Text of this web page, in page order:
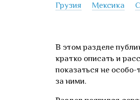
Грузия Мексика
В этом разделе
кратко описать и
показаться не
за ними.